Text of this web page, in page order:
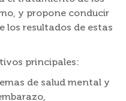
y propone conducir
los resultados de estas
principales:
de salud mental y